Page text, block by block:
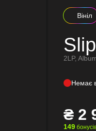
Вініл
2LP,
Немає
₴ 2
149